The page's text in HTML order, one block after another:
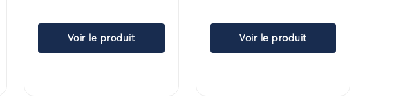
Voir le produit Voir le produit